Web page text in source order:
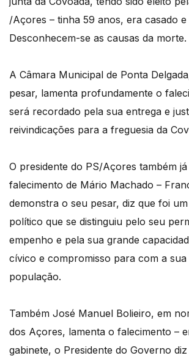
/Açores – tinha 59 anos, era casado
Desconhecem-se as causas da morte.
A Câmara Municipal de Ponta
pesar, lamenta profundamente o
será recordado pela sua entrega e
reivindicações para a freguesia da
O presidente do PS/Açores também
falecimento de Mário Machado –
demonstra o seu pesar, diz que foi
político que se distinguiu pelo seu
empenho e pela sua grande
cívico e compromisso para com a
população.
Também José Manuel Bolieiro, em
dos Açores, lamenta o falecimento –
gabinete, o Presidente do Governo